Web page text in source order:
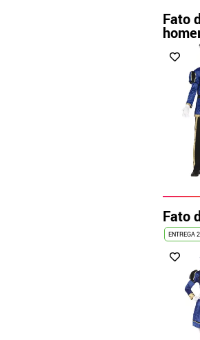
Fato
Fato
ENTREGA